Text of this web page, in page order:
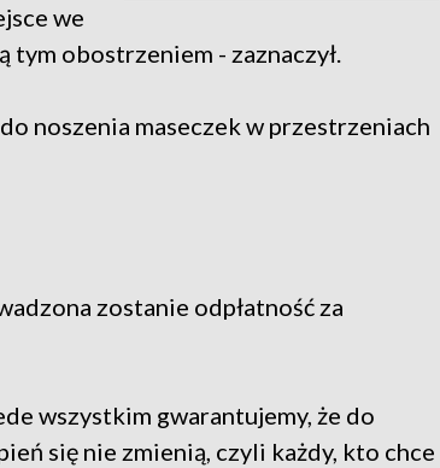
we
tym obostrzeniem - zaznaczył.
noszenia maseczek w przestrzeniach
zostanie odpłatność za
wszystkim gwarantujemy, że do
się nie zmienią, czyli każdy, kto chce